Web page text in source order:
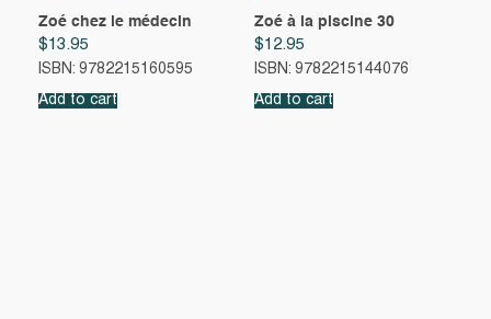
Zoé chez le médecin
$13.95
ISBN: 9782215160595
Add to cart
Zoé à la piscine 30
$12.95
ISBN: 9782215144076
Add to cart